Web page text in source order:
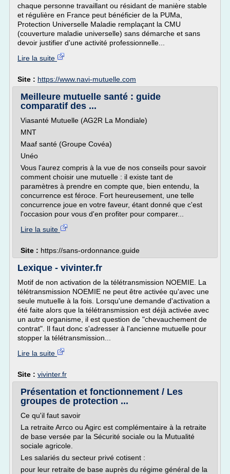
chaque personne travaillant ou résidant de manière stable
et régulière en France peut bénéficier de la PUMa,
Protection Universelle Maladie remplaçant la CMU
(couverture maladie universelle) sans démarche et sans
devoir justifier d'une activité professionnelle...
Lire la suite
Site : https://www.navi-mutuelle.com
Meilleure mutuelle santé : guide
comparatif des ...
Viasanté Mutuelle (AG2R La Mondiale)
MNT
Maaf santé (Groupe Covéa)
Unéo
Vous l'aurez compris à la vue de nos conseils pour savoir
comment choisir une mutuelle : il existe tant de
paramètres à prendre en compte que, bien entendu, la
concurrence est féroce. Fort heureusement, une telle
concurrence joue en votre faveur, étant donné que c'est
l'occasion pour vous d'en profiter pour comparer...
Lire la suite
Site : https://sans-ordonnance.guide
Lexique - vivinter.fr
Motif de non activation de la télétransmission NOEMIE. La
télétransmission NOEMIE ne peut être activée qu'avec une
seule mutuelle à la fois. Lorsqu'une demande d'activation a
été faite alors que la télétransmission est déjà activée avec
un autre organisme, il est question de "chevauchement de
contrat". Il faut donc s'adresser à l'ancienne mutuelle pour
stopper la télétransmission...
Lire la suite
Site : vivinter.fr
Présentation et fonctionnement / Les
groupes de protection ...
Ce qu'il faut savoir
La retraite Arrco ou Agirc est complémentaire à la retraite
de base versée par la Sécurité sociale ou la Mutualité
sociale agricole.
Les salariés du secteur privé cotisent :
pour leur retraite de base auprès du régime général de la